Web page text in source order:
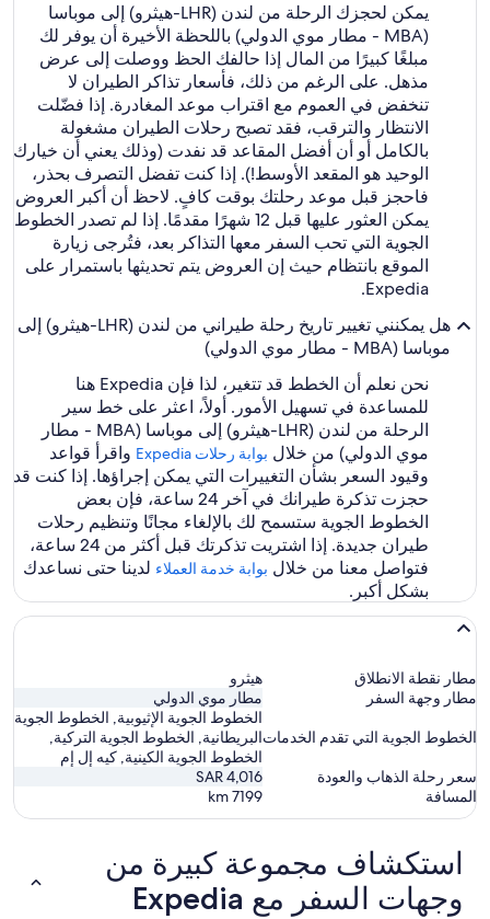
يمكن لحجزك الرحلة من لندن (LHR-هيثرو) إلى موباسا
(MBA - مطار موي الدولي) باللحظة الأخيرة أن يوفر لك
مبلغًا كبيرًا من المال إذا حالفك الحظ ووصلت إلى عرض
مذهل. على الرغم من ذلك، فأسعار تذاكر الطيران لا
تنخفض في العموم مع اقتراب موعد المغادرة. إذا فضّلت
الانتظار والترقب، فقد تصبح رحلات الطيران مشغولة
بالكامل أو أن أفضل المقاعد قد نفدت (وذلك يعني أن خيارك
الوحيد هو المقعد الأوسط!). إذا كنت تفضل التصرف بحذر،
فاحجز قبل موعد رحلتك بوقت كافٍ. لاحظ أن أكبر العروض
يمكن العثور عليها قبل 12 شهرًا مقدمًا. إذا لم تصدر الخطوط
الجوية التي تحب السفر معها التذاكر بعد، فتُرجى زيارة
الموقع بانتظام حيث إن العروض يتم تحديثها باستمرار على
Expedia.
هل يمكنني تغيير تاريخ رحلة طيراني من لندن (LHR-هيثرو) إلى
موباسا (MBA - مطار موي الدولي)
نحن نعلم أن الخطط قد تتغير، لذا فإن Expedia هنا
للمساعدة في تسهيل الأمور. أولاً، اعثر على خط سير
الرحلة من لندن (LHR-هيثرو) إلى موباسا (MBA - مطار
موي الدولي) من خلال بوابة رحلات Expedia‏
واقرأ قواعد
وقيود السعر بشأن التغييرات التي يمكن إجراؤها. إذا كنت قد
حجزت تذكرة طيرانك في آخر 24 ساعة، فإن بعض
الخطوط الجوية ستسمح لك بالإلغاء مجانًا وتنظيم رحلات
طيران جديدة. إذا اشتريت تذكرتك قبل أكثر من 24 ساعة،
فتواصل معنا من خلال بوابة خدمة العملاء لدينا حتى نساعدك
بشكل أكبر.
مطار نقطة الانطلاق
هيثرو
مطار وجهة السفر
مطار موي الدولي
الخطوط الجوية التي تقدم الخدمات
الخطوط الجوية الإثيوبية, الخطوط الجوية
البريطانية, الخطوط الجوية التركية,
الخطوط الجوية الكينية, كيه إل إم
سعر رحلة الذهاب والعودة
SAR 4,016
المسافة
7199
km
استكشاف مجموعة كبيرة من
وجهات السفر مع Expedia